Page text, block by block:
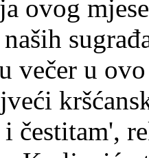
ovog
večer u
čestitam',